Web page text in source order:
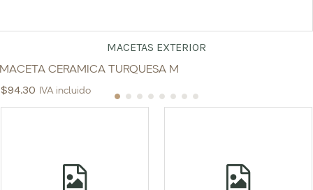
MACETAS EXTERIOR
MACETA CERAMICA TURQUESA M
$94.30 IVA incluido